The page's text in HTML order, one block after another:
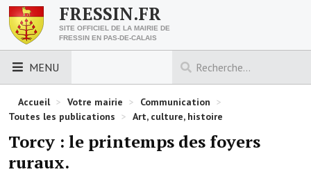
FRESSIN.FR
SITE OFFICIEL DE LA MAIRIE DE
FRESSIN EN PAS-DE-CALAIS
MENU
LES ESSENTIELS
Découvrez Fressin
Venir à Fressin
Accueil > Votre mairie > Communication >
Toutes les publications > Art, culture, histoire
Torcy : le printemps des foyers
ruraux.